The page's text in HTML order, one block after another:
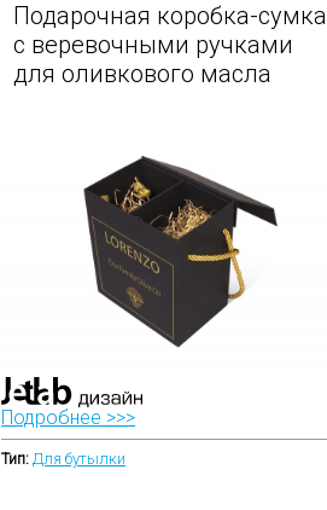
Подарочная коробка-сумка
с веревочными ручками
для оливкового масла
Подробнее >>>
Тип: Для бутылки